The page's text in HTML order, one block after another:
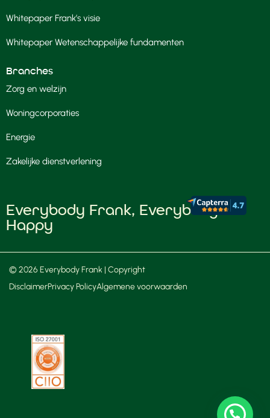
Whitepaper Frank’s visie
Whitepaper Wetenschappelijke fundamenten
Branches
Zorg en welzijn
Woningcorporaties
Energie
Zakelijke dienstverlening
Everybody Frank, Everybody
Happy
© 2026 Everybody Frank | Copyright
DisclaimerPrivacy PolicyAlgemene voorwaarden